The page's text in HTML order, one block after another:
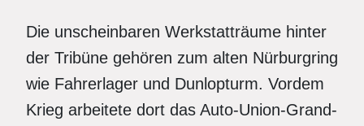
Die unscheinbaren Werkstatträume hinter
der Tribüne gehören zum alten Nürburgring
wie Fahrerlager und Dunlopturm. Vordem
Krieg arbeitete dort das Auto-Union-Grand-